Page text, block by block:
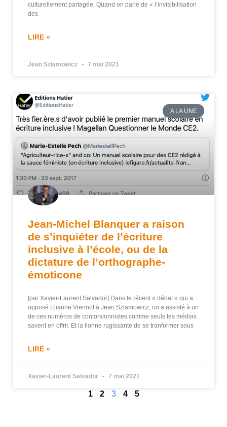
culturellement partagée. Quand on parle de « l’invisibilisation
des
LIRE »
Jean Szlamowicz 7 mai 2021
A LA UNE
Jean-Michel Blanquer a raison
de s’inquiéter de l’écriture
inclusive à l’école, ou de la
dictature de l’orthographe-
émoticone
[par Xavier-Laurent Salvador] Dans le récent « débat » qui a
opposé Elianne Viennot à Jean Szlamowicz, on a assisté à un
de ces numéros de contorsionnistes comme seuls les médias
savent en offrir. Et la lionne rugissante de se tranformer sous
LIRE »
Xavier-Laurent Salvador 7 mai 2021
1 2 3 4 5